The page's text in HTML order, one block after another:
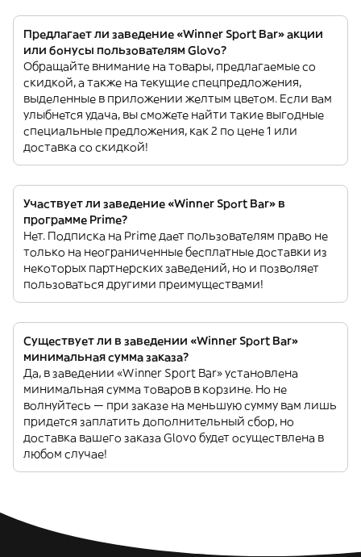
Предлагает ли заведение «Winner Sport Bar» акции
или бонусы пользователям Glovo?
Обращайте внимание на товары, предлагаемые со
скидкой, а также на текущие спецпредложения,
выделенные в приложении желтым цветом. Если вам
улыбнется удача, вы сможете найти такие выгодные
специальные предложения, как 2 по цене 1 или
доставка со скидкой!
Участвует ли заведение «Winner Sport Bar» в
программе Prime?
Нет. Подписка на Prime дает пользователям право не
только на неограниченные бесплатные доставки из
некоторых партнерских заведений, но и позволяет
пользоваться другими преимуществами!
Существует ли в заведении «Winner Sport Bar»
минимальная сумма заказа?
Да, в заведении «Winner Sport Bar» установлена
минимальная сумма товаров в корзине. Но не
волнуйтесь — при заказе на меньшую сумму вам лишь
придется заплатить дополнительный сбор, но
доставка вашего заказа Glovo будет осуществлена в
любом случае!